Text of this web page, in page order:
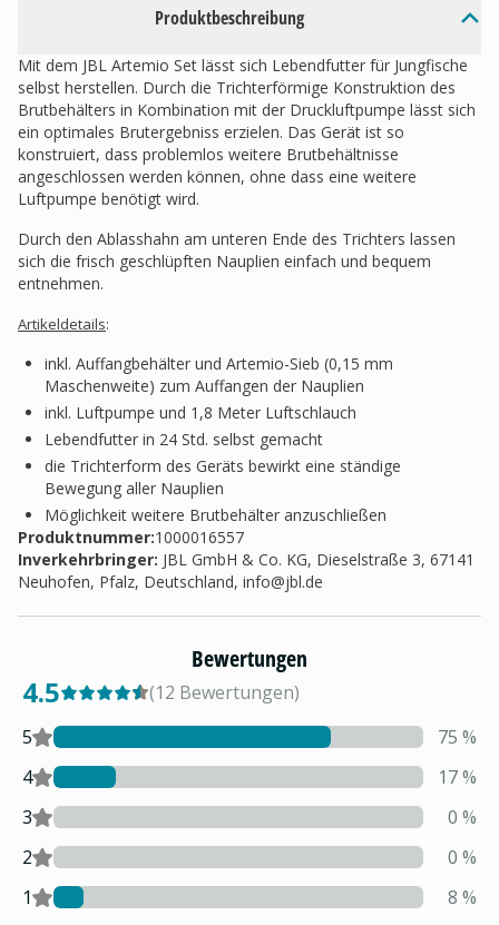
Produktbeschreibung
Mit dem JBL Artemio Set lässt sich Lebendfutter für Jungfische
selbst herstellen. Durch die Trichterförmige Konstruktion des
Brutbehälters in Kombination mit der Druckluftpumpe lässt sich
ein optimales Brutergebniss erzielen. Das Gerät ist so
konstruiert, dass problemlos weitere Brutbehältnisse
angeschlossen werden können, ohne dass eine weitere
Luftpumpe benötigt wird.
Durch den Ablasshahn am unteren Ende des Trichters lassen
sich die frisch geschlüpften Nauplien einfach und bequem
entnehmen.
Artikeldetails:
inkl. Auffangbehälter und Artemio-Sieb (0,15 mm
Maschenweite) zum Auffangen der Nauplien
inkl. Luftpumpe und 1,8 Meter Luftschlauch
Lebendfutter in 24 Std. selbst gemacht
die Trichterform des Geräts bewirkt eine ständige
Bewegung aller Nauplien
Möglichkeit weitere Brutbehälter anzuschließen
Produktnummer:1000016557
Inverkehrbringer: JBL GmbH & Co. KG, Dieselstraße 3, 67141
Neuhofen, Pfalz, Deutschland, info@jbl.de
Bewertungen
4.5 (12 Bewertungen)
5
75 %
4
17%
3
0 %
2
0 %
1
8 %